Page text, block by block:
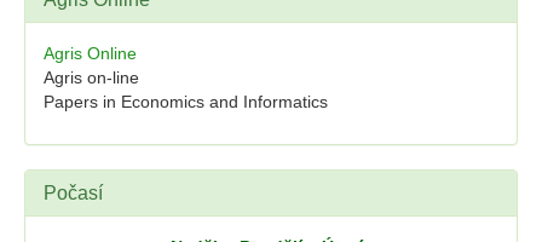
Agris Online
Agris on-line
Papers in Economics and Informatics
Počasí